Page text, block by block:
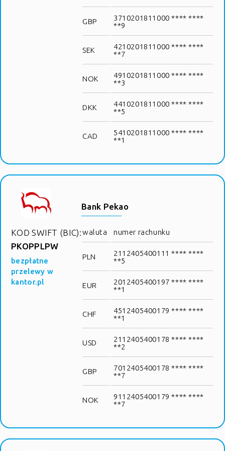
GBP
3710201811000 **** ****
**9
SEK
4210201811000 **** ****
**7
NOK
4910201811000 **** ****
**3
DKK
4410201811000 **** ****
**5
CAD
5410201811000 **** ****
**1
KOD SWIFT (BIC):
PKOPPLPW
bezpłatne
przelewy w
kantor.pl
Bank Pekao
waluta numer rachunku
PLN
2112405400111 **** ****
**5
EUR
2012405400197 **** ****
**1
CHF
4512405400179 **** ****
**1
USD
2112405400178 **** ****
**2
GBP
7012405400178 **** ****
**7
NOK
9112405400179 **** ****
**7